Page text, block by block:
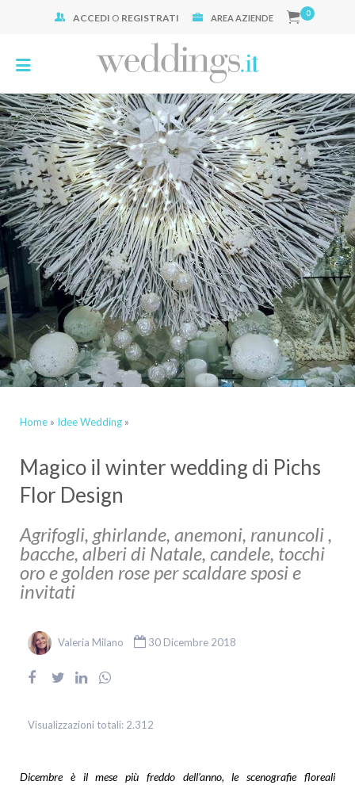
ACCEDI O REGISTRATI AREA AZIENDE 0
Home » Idee Wedding »
Magico il winter wedding di Pichs
Flor Design
Agrifogli, ghirlande, anemoni, ranuncoli ,
bacche, alberi di Natale, candele, tocchi
oro e golden rose per scaldare sposi e
invitati
Valeria Milano 30 Dicembre 2018
Visualizzazioni totali: 2.312
Dicembre è il mese più freddo dell’anno, le scenografie floreali